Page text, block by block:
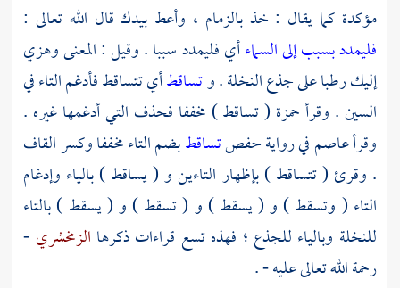
مؤكدة كما يقال : خذ بالزمام ، وأعط بيدك قال الله تعالى :
فليمدد بسبب إلى السماءأي فليمدد سببا . وقيل : المعنى وهزي
إليك رطبا على جذع النخلة . وتساقطأي تتساقط فأدغم التاء في
السين . وقرأحمزة ( تساقط ) مخففا فحذف التي أدغمها غيره .
وقرأعاصمفي روايةحفصتساقطبضم التاء مخففا وكسر القاف
. وقرئ ( تتساقط ) بإظهار التاءين و ( يساقط ) بالياء وإدغام
التاء ( وتسقط ) و ( يسقط ) و ( تسقط ) و ( يسقط ) بالتاء
للنخلة وبالياء للجذع ؛ فهذه تسع قراءات ذكرها الزمخشري -
رحمة الله تعالى عليه - .